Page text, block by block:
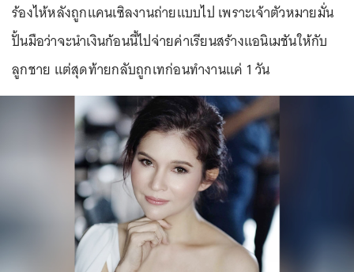
ร้องไห้หลังถูกแคนเซิลงานถ่ายแบบไป เพราะเจ้าตัวหมายมั่น
ปั้นมือว่าจะนำเงินก้อนนี้ไปจ่ายค่าเรียนสร้างแอนิเมชันให้กับ
ลูกชาย แต่สุดท้ายกลับถูกเทก่อนทำงานแค่ 1 วัน